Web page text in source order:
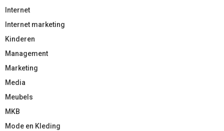
Internet
Internet marketing
Kinderen
Management
Marketing
Media
Meubels
MKB
Mode en Kleding